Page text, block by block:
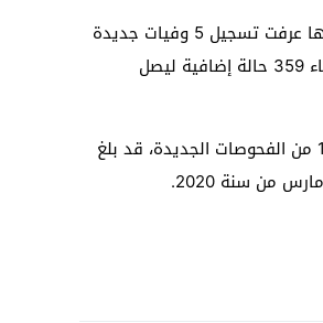
وذكرت الوزارة في نشرتها اليومية للوضعية الوبائية، أن الفترة نفسها عرفت تسجيل 5 وفيات جديدة
بالفيروس ليصل العدد الإجمالي إلى 14837، فيما تم التأكد من شفاء 359 حالة إضافية ليصل
وبحسب المصدر ذاته، فإن مجموع التحاليل المنجزة، عقب إجراء 16604 من الفحوصات الجديدة، قد بلغ